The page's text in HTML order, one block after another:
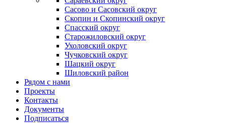
Сасово и Сасовский округ
Скопин и Скопинский округ
Спасский округ
Старожиловский округ
Ухоловский округ
Чучковский округ
Шацкий округ
Шиловский район
Рядом с нами
Проекты
Контакты
Документы
Подписаться